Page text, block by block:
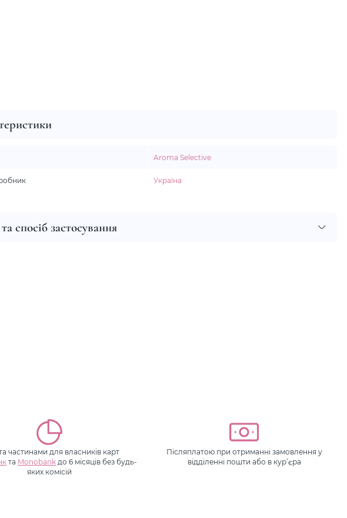
спосіб застосування
Aroma Selective
Україна
частинами для власників карт
та Monobank до 6 місяців без будь-
яких комісій
Післяплатою при отриманні замовлення у
відділенні пошти або в кур’єра